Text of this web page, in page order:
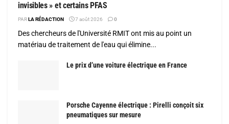
invisibles » et certains PFAS
PAR LA RÉDACTION 7 août 2026 0
Des chercheurs de l'Université RMIT ont mis au point un
matériau de traitement de l'eau qui élimine...
Le prix d’une voiture électrique en France
Porsche Cayenne électrique : Pirelli conçoit six
pneumatiques sur mesure